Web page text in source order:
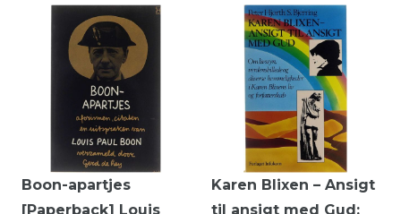
Boon-apartjes
[Paperback] Louis
Karen Blixen – Ansigt
til ansigt med Gud: